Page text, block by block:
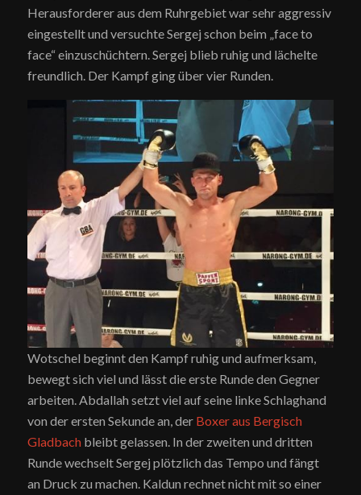
Herausforderer aus dem Ruhrgebiet war sehr aggressiv
eingestellt und versuchte Sergej schon beim „face to
face“ einzuschüchtern. Sergej blieb ruhig und lächelte
freundlich. Der Kampf ging über vier Runden.
Wotschel beginnt den Kampf ruhig und aufmerksam,
bewegt sich viel und lässt die erste Runde den Gegner
arbeiten. Abdallah setzt viel auf seine linke Schlaghand
von der ersten Sekunde an, der Boxer aus Bergisch
Gladbachbleibt gelassen. In der zweiten und dritten
Runde wechselt Sergej plötzlich das Tempo und fängt
an Druck zu machen. Kaldun rechnet nicht mit so einer